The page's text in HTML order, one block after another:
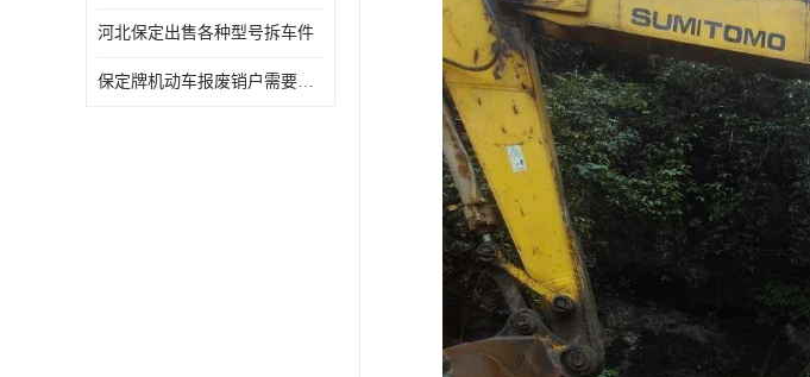
河北保定出售各种型号拆车件
保定牌机动车报废销户需要带哪些手续，流程咨询